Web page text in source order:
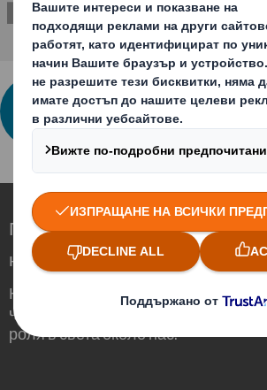
СВЪРЖЕТЕ СЕ С НАС ЗА
ИНФОРМАЦИЯ
Преоткриваме опаковките
ниво в един променящ се свят
Ние сме различни, защото
че опаковките могат да играят
роля в света около нас.